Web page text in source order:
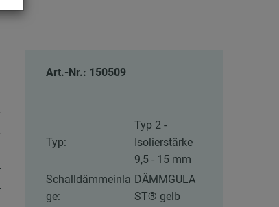
Art.-Nr.: 150509
Typ:
Typ 2 -
Isolierstärke
9,5 - 15 mm
Schalldämmeinla
ge:
DÄMMGULA
ST® gelb